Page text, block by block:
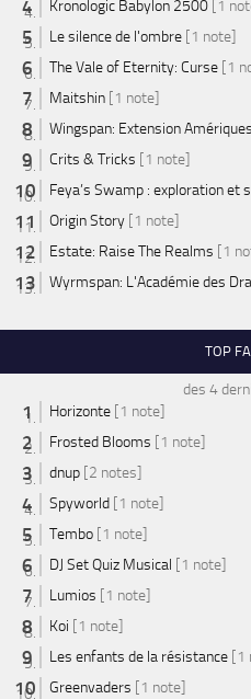
Kronologic Babylon 2500 [1
Le silence de l'ombre [1 note]
The Vale of Eternity: Curse [1
Maitshin [1 note]
Wingspan: Extension Amériques
Crits & Tricks [1 note]
Feya’s Swamp : exploration et
Origin Story [1 note]
Estate: Raise The Realms [1
Wyrmspan: L'Académie des
TOP
des 4
Horizonte [1 note]
Frosted Blooms [1 note]
dnup [2 notes]
Spyworld [1 note]
Tembo [1 note]
DJ Set Quiz Musical [1 note]
Lumios [1 note]
Koi [1 note]
Les enfants de la résistance [1
Greenvaders [1 note]